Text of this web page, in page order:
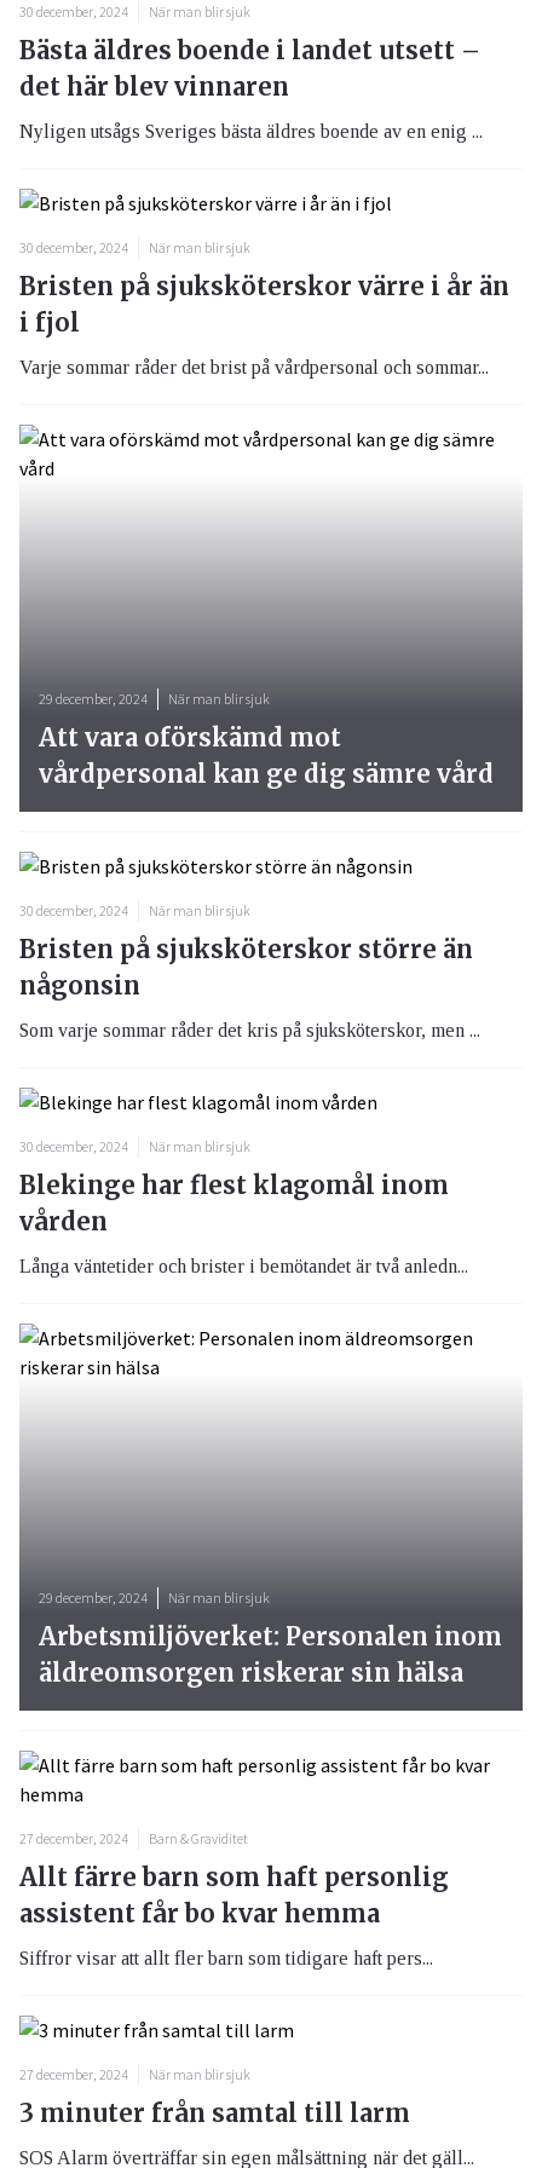
30 december, 2024 När man blir sjuk
Bästa äldres boende i landet utsett –
det här blev vinnaren
Nyligen utsågs Sveriges bästa äldres boende av en enig ...
30 december, 2024 När man blir sjuk
Bristen på sjuksköterskor värre i år än
i fjol
Varje sommar råder det brist på vårdpersonal och sommar...
30 december, 2024 När man blir sjuk
Bristen på sjuksköterskor större än
någonsin
Som varje sommar råder det kris på sjuksköterskor, men ...
30 december, 2024 När man blir sjuk
Blekinge har flest klagomål inom
vården
Långa väntetider och brister i bemötandet är två anledn...
29 december, 2024 När man blir sjuk
Att vara oförskämd mot
vårdpersonal kan ge dig sämre vård
29 december, 2024 När man blir sjuk
Arbetsmiljöverket: Personalen inom
äldreomsorgen riskerar sin hälsa
27 december, 2024 Barn & Graviditet
Allt färre barn som haft personlig
assistent får bo kvar hemma
Siffror visar att allt fler barn som tidigare haft pers...
27 december, 2024 När man blir sjuk
3 minuter från samtal till larm
SOS Alarm överträffar sin egen målsättning när det gäll...